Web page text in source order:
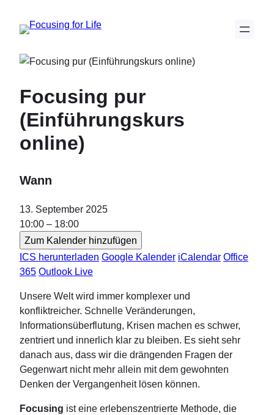
Inhalt
Focusing pur
(Einführungskurs
online)
Wann
13. September 2025
10:00 – 18:00
Zum Kalender hinzufügen
ICS herunterladen Google Kalender iCalendar Office
365 Outlook Live
Unsere Welt wird immer komplexer und
konfliktreicher. Schnelle Veränderungen,
Informationsüberflutung, Krisen machen es schwer,
zentriert und innerlich klar zu bleiben. Es sieht sehr
danach aus, dass wir die drängenden Fragen der
Gegenwart nicht mehr allein mit dem gewohnten
Denken der Vergangenheit lösen können.
Focusing ist eine erlebenszentrierte Methode, die